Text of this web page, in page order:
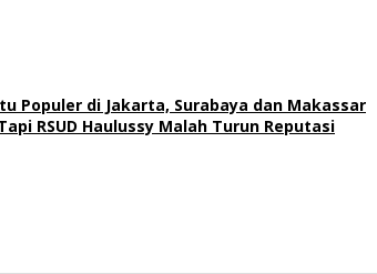
Populer di Jakarta, Surabaya dan Makassar
RSUD Haulussy Malah Turun Reputasi